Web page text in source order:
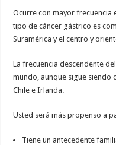
Ocurre con mayor frecuencia
tipo de cáncer gástrico es
Suramérica y el centro y
La frecuencia descendente
mundo, aunque sigue siendo
Chile e Irlanda.
Usted será más propenso a
Tiene un antecedente